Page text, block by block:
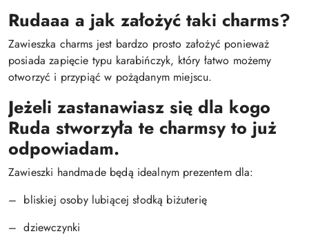
Rudaaa a jak założyć taki charms?
Zawieszka charms jest bardzo prosto założyć ponieważ
posiada zapięcie typu karabińczyk, który łatwo możemy
otworzyć i przypiąć w pożądanym miejscu.
Jeżeli zastanawiasz się dla kogo
Ruda stworzyła te charmsy to już
odpowiadam.
Zawieszki handmade będą idealnym prezentem dla:
– bliskiej osoby lubiącej słodką biżuterię
– dziewczynki